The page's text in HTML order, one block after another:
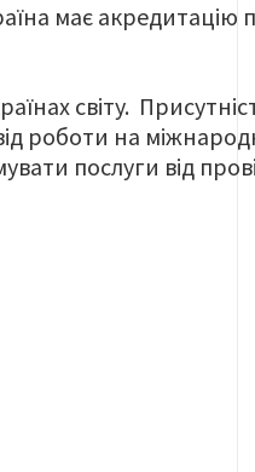
має акредитацію
світу.
роботи на
послуги від